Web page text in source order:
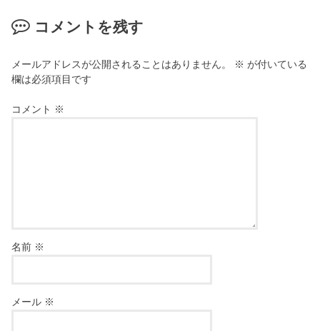
コメントを残す
メールアドレスが公開されることはありません。 ※ が付いている
欄は必須項目です
コメント ※
名前 ※
メール ※